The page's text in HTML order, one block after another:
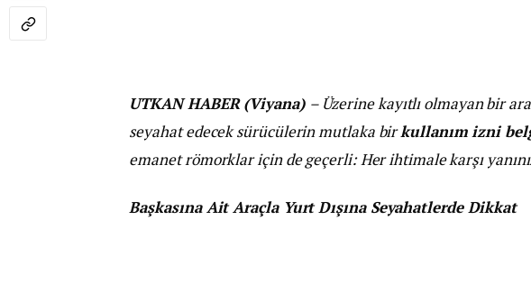
UTKAN HABER (Viyana) – Üzerine kayıtlı olmayan bir
seyahat edecek sürücülerin mutlaka birkullanım izni
emanet römorklar için de geçerli: Her ihtimale karşı
Başkasına Ait Araçla Yurt Dışına Seyahatlerde Dikkat